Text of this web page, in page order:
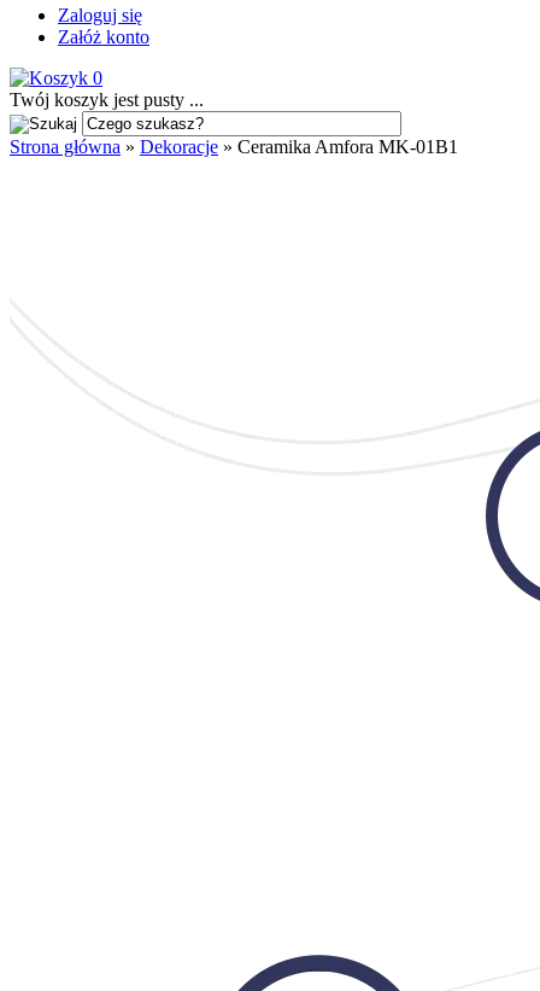
Zaloguj się
Załóż konto
0
Twój koszyk jest pusty ...
Strona główna » Dekoracje » Ceramika Amfora MK-01B1